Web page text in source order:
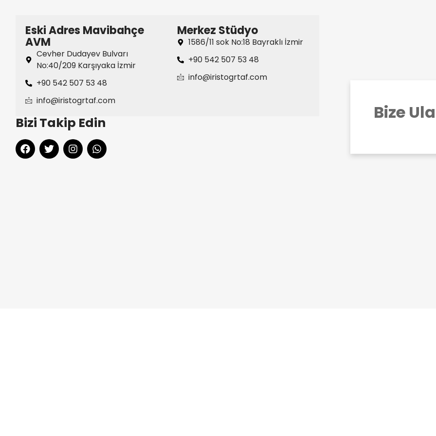
Eski Adres Mavibahçe
AVM​
Cevher Dudayev Bulvarı
No:40/209 Karşıyaka İzmir
+90 542 507 53 48
info@iristogrtaf.com​
Merkez Stüdyo​
1586/11 sok No:18 Bayraklı İzmir
+90 542 507 53 48
info@iristogrtaf.com​
Bizi Takip Edin Bize